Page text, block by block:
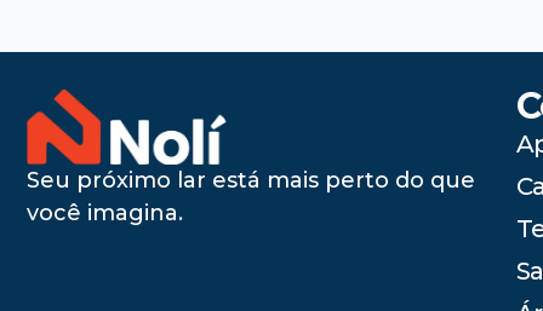
Seu próximo lar está mais perto do que
você imagina.